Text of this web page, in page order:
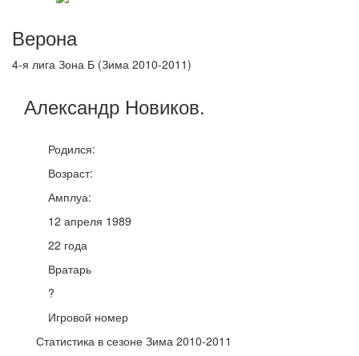
Верона
4-я лига Зона Б (Зима 2010-2011)
Александр Новиков.
Родился:
Возраст:
Амплуа:
12 апреля 1989
22 года
Вратарь
?
Игровой номер
Статистика в сезоне Зима 2010-2011